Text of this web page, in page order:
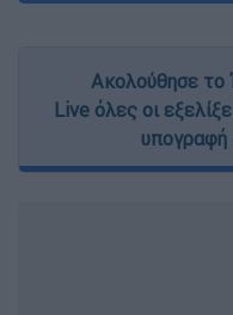
Ακολούθησε το
Live όλες οι
υπογραφή